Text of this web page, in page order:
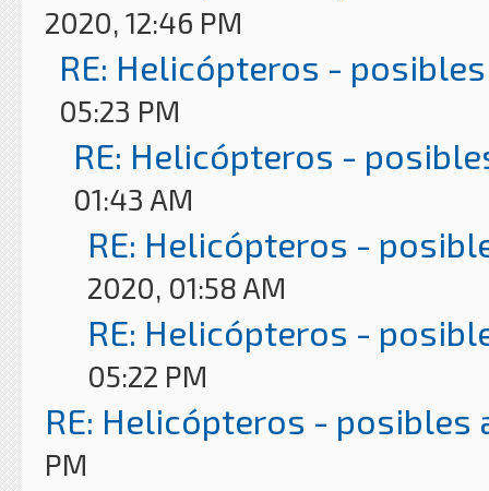
2020, 12:46 PM
RE: Helicópteros -
05:23 PM
RE: Helicópteros -
01:43 AM
RE: Helicópteros -
2020, 01:58 AM
RE: Helicópteros -
05:22 PM
RE: Helicópteros - posibles
PM